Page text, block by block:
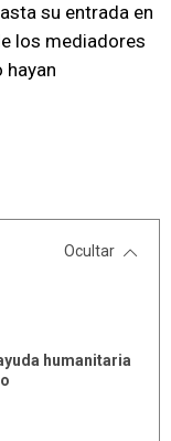
su entrada en
los mediadores
hayan
Ocultar
humanitaria